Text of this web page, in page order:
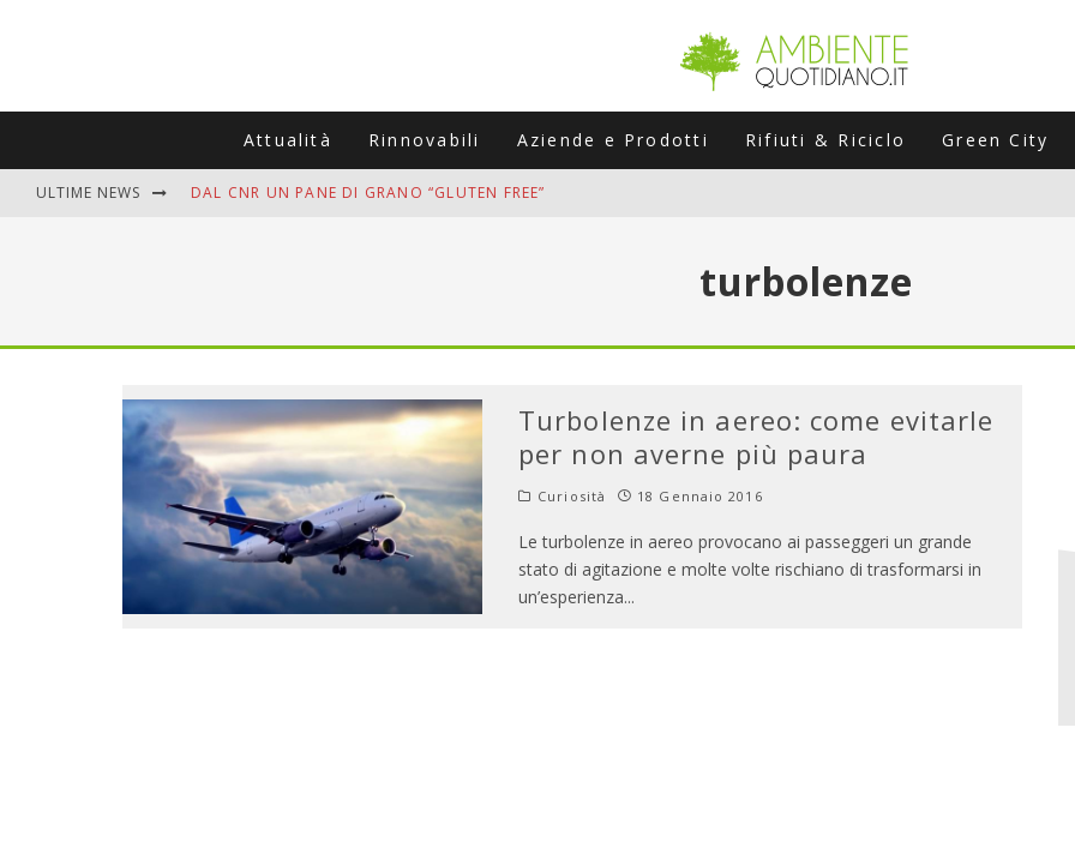
Attualità Rinnovabili Aziende e Prodotti Rifiuti & Riciclo Green City
ULTIME NEWS DAL CNR UN PANE DI GRANO “GLUTEN FREE”
MUTTI ASSUME A OLIVETO CITRA 400 COLLABORATORI STAGIONALIturbolenze
Turbolenze in aereo: come evitarle
per non averne più paura
Curiosità 18 Gennaio 2016
Le turbolenze in aereo provocano ai passeggeri un grande
stato di agitazione e molte volte rischiano di trasformarsi in
un’esperienza...